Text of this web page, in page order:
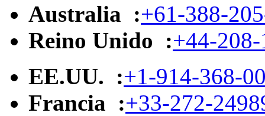
Australia :+61-388-
Reino Unido :+44-
EE.UU. :+1-914-368-
Francia :+33-272-